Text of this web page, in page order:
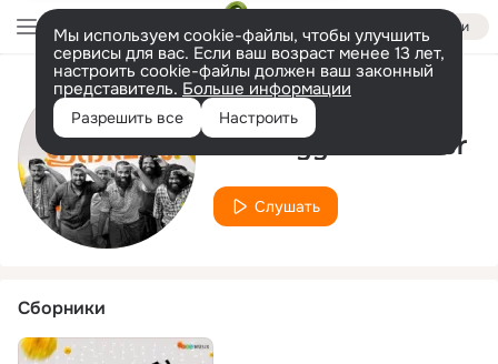
Войти
Мы используем cookie-файлы, чтобы улучшить
сервисы для вас. Если ваш возраст менее 13 лет,
настроить cookie-файлы должен ваш законный
представитель. Больше информации
Разрешить все Настроить
Исполнитель
Subbayyan Paravur
Слушать
Сборники